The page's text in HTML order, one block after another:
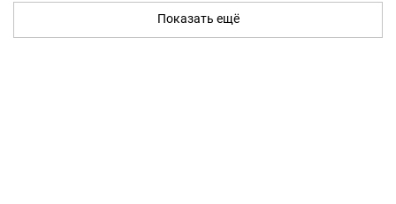
Показать ещё